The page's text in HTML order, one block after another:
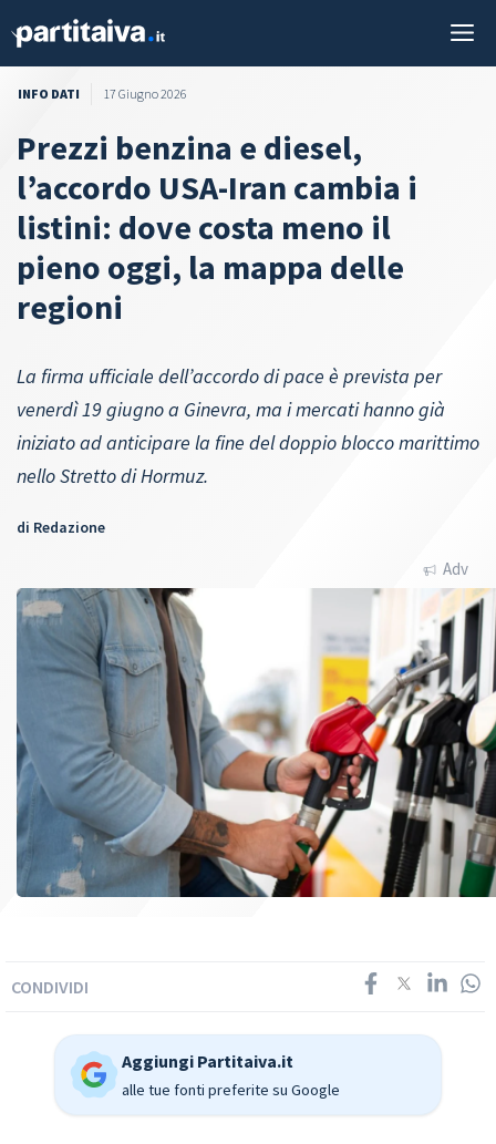
INFO DATI 17 Giugno 2026
Prezzi benzina e diesel,
l’accordo USA-Iran cambia i
listini: dove costa meno il
pieno oggi, la mappa delle
regioni
La firma ufficiale dell’accordo di pace è prevista per
venerdì 19 giugno a Ginevra, ma i mercati hanno già
iniziato ad anticipare la fine del doppio blocco marittimo
nello Stretto di Hormuz.
di Redazione
Adv
CONDIVIDI
Aggiungi Partitaiva.it
alle tue fonti preferite su Google